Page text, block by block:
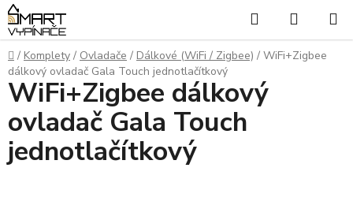
Přejít
na
obsah
Hledat
KOŠÍK
Domů
/ Komplety / Ovladače / Dálkové (WiFi / Zigbee) / WiFi+Zigbee
dálkový ovladač Gala Touch jednotlačítkový
WiFi+Zigbee dálkový
ovladač Gala Touch
jednotlačítkový